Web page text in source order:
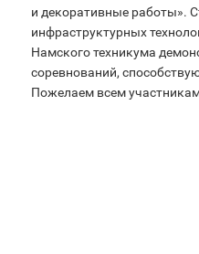
и декоративные работы».
инфраструктурных
Намского техникума
соревнований,
Пожелаем всем